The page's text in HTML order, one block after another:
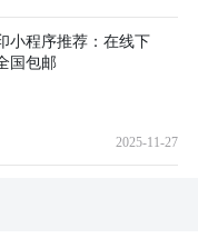
小程序推荐：在线下
国包邮
2025-11-27